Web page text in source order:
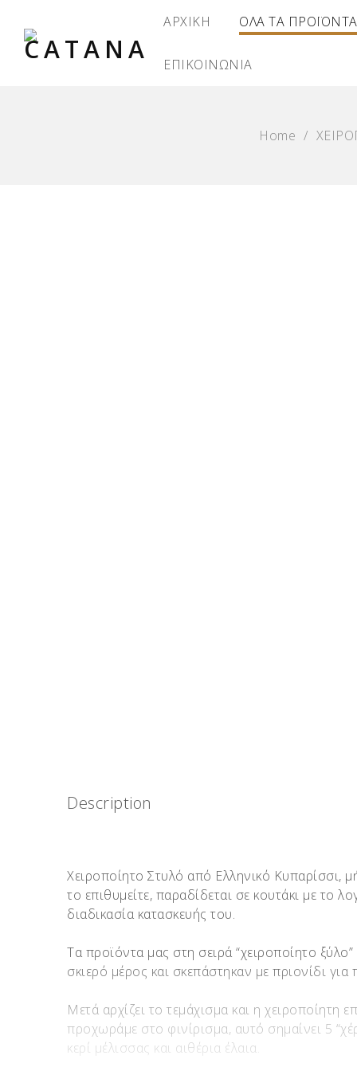
ΑΡΧΙΚΗ ΟΛΑ ΤΑ ΠΡΟΪΟΝΤΑ
ΕΠΙΚΟΙΝΩΝΙΑ
Home /
Description
Χειροποίητο Στυλό από Ελληνικό Κυπαρίσσι,
το επιθυμείτε, παραδίδεται σε κουτάκι με το
διαδικασία κατασκευής του.
Τα προϊόντα μας στη σειρά “χειροποίητο
σκιερό μέρος και σκεπάστηκαν με πριονίδι
Μετά αρχίζει το τεμάχισμα και η
προχωράμε στο φινίρισμα, αυτό σημαίνει 5
κερί μέλισσας και αιθέρια έλαια.